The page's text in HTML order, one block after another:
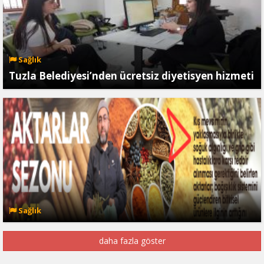
Sağlık
Tuzla Belediyesi’nden ücretsiz diyetisyen hizmeti
Sağlık
daha fazla göster